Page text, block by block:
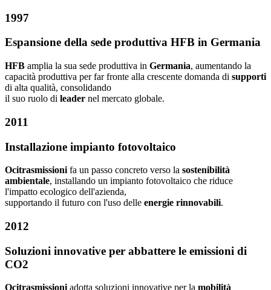
1997
Espansione della sede produttiva HFB in Germania
HFB amplia la sua sede produttiva in Germania, aumentando la
capacità produttiva per far fronte alla crescente domanda di supporti
di alta qualità, consolidando
il suo ruolo di leader nel mercato globale.
2011
Installazione impianto fotovoltaico
Ocitrasmissioni fa un passo concreto verso la sostenibilità
ambientale, installando un impianto fotovoltaico che riduce
l'impatto ecologico dell'azienda,
supportando il futuro con l'uso delle energie rinnovabili.
2012
Soluzioni innovative per abbattere le emissioni di
CO2
Ocitrasmissioniadotta soluzioni innovative per la mobilità